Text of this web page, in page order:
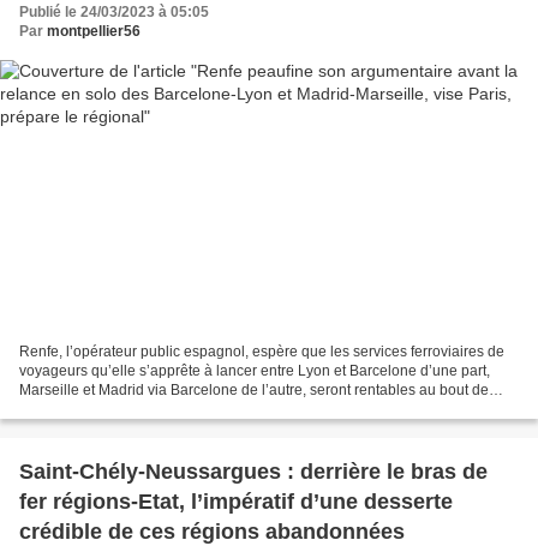
Publié le 24/03/2023 à 05:05
Par montpellier56
Renfe, l’opérateur public espagnol, espère que les services ferroviaires de
voyageurs qu’elle s’apprête à lancer entre Lyon et Barcelone d’une part,
Marseille et Madrid via Barcelone de l’autre, seront rentables au bout de
Saint-Chély-Neussargues : derrière le bras de
fer régions-Etat, l’impératif d’une desserte
crédible de ces régions abandonnées